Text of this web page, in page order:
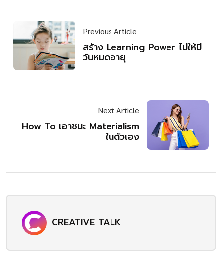
Previous Article
สร้าง Learning Power ไม่ให้มี
วันหมดอายุ
Next Article
How To เอาชนะ Materialism
ในตัวเอง
CREATIVE TALK